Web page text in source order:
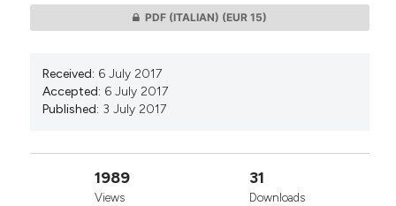
PDF (ITALIAN) (EUR 15)
Received: 6 July 2017
Accepted: 6 July 2017
Published: 3 July 2017
1989
Views
31
Downloads